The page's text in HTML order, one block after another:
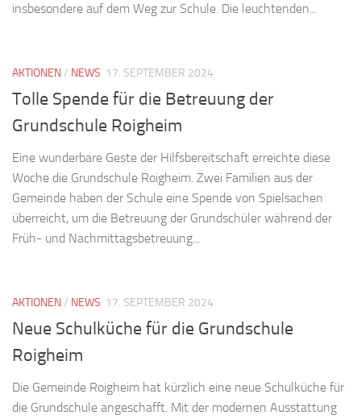
insbesondere auf dem Weg zur Schule. Die leuchtenden...
AKTIONEN/ NEWS 17. SEPTEMBER 2024
Tolle Spende für die Betreuung der
Grundschule Roigheim
Eine wunderbare Geste der Hilfsbereitschaft erreichte diese
Woche die Grundschule Roigheim. Zwei Familien aus der
Gemeinde haben der Schule eine Spende von Spielsachen
überreicht, um die Betreuung der Grundschüler während der
Früh- und Nachmittagsbetreuung...
AKTIONEN/ NEWS 17. SEPTEMBER 2024
Neue Schulküche für die Grundschule
Roigheim
Die Gemeinde Roigheim hat kürzlich eine neue Schulküche für
die Grundschule angeschafft. Mit der modernen Ausstattung